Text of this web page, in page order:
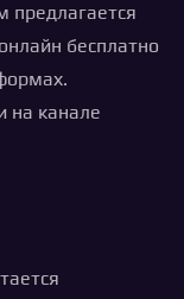
предлагается
бесплатно
на канале